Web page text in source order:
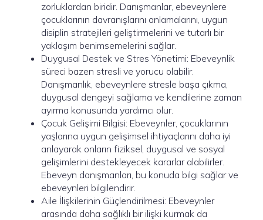
zorluklardan biridir. Danışmanlar, ebeveynlere
çocuklarının davranışlarını anlamalarını, uygun
disiplin stratejileri geliştirmelerini ve tutarlı bir
yaklaşım benimsemelerini sağlar.
Duygusal Destek ve Stres Yönetimi: Ebeveynlik
süreci bazen stresli ve yorucu olabilir.
Danışmanlık, ebeveynlere stresle başa çıkma,
duygusal dengeyi sağlama ve kendilerine zaman
ayırma konusunda yardımcı olur.
Çocuk Gelişimi Bilgisi: Ebeveynler, çocuklarının
yaşlarına uygun gelişimsel ihtiyaçlarını daha iyi
anlayarak onların fiziksel, duygusal ve sosyal
gelişimlerini destekleyecek kararlar alabilirler.
Ebeveyn danışmanları, bu konuda bilgi sağlar ve
ebeveynleri bilgilendirir.
Aile İlişkilerinin Güçlendirilmesi: Ebeveynler
arasında daha sağlıklı bir ilişki kurmak da